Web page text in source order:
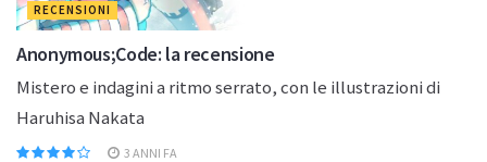
RECENSIONI
Anonymous;Code: la recensione
Mistero e indagini a ritmo serrato, con le illustrazioni di
Haruhisa Nakata
3 ANNI FA